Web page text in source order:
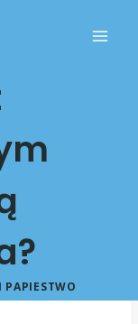
PAPIESTWO